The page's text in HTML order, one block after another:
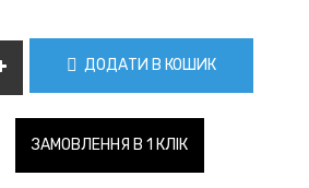
ДОДАТИ В КОШИК
ЗАМОВЛЕННЯ В 1 КЛІК